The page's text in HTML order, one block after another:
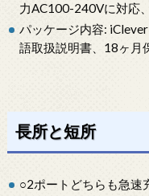
力AC100-240Vに対応
パッケージ内容:
語取扱説明書、18ヶ月
長所と短所
○2ポートどちらも急速